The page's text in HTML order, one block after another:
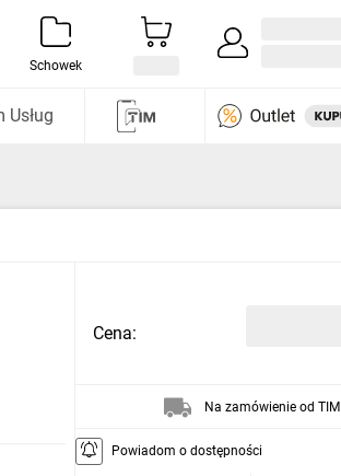
Schowek
Usług
Cena:
Na zamówienie od TIM
Powiadom o dostępności